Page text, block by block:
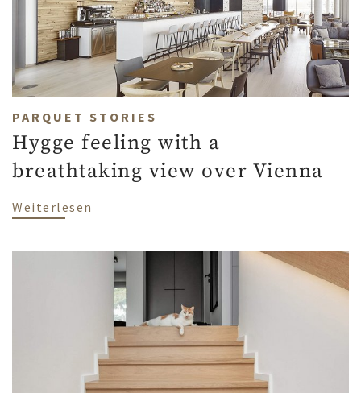
PARQUET STORIES
Hygge feeling with a
breathtaking view over Vienna
Weiterlesen